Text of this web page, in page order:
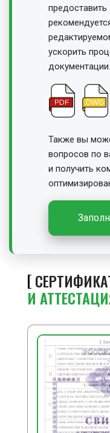
ускорить
документации.
Также вы
вопросов по
и получить
И